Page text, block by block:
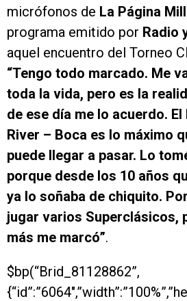
micrófonos de La Página
programa emitido por Radio
aquel encuentro del Torneo
“Tengo todo marcado. Me
toda la vida, pero es la
de ese día me lo acuerdo.
River – Boca es lo máximo
puede llegar a pasar. Lo
porque desde los 10 años
ya lo soñaba de chiquito.
jugar varios Superclásicos,
más me marcó”.
$bp(“Brid_81128862”,